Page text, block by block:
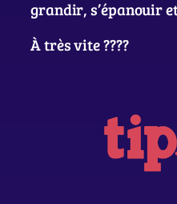
grandir, s’épanouir
À très vite ????